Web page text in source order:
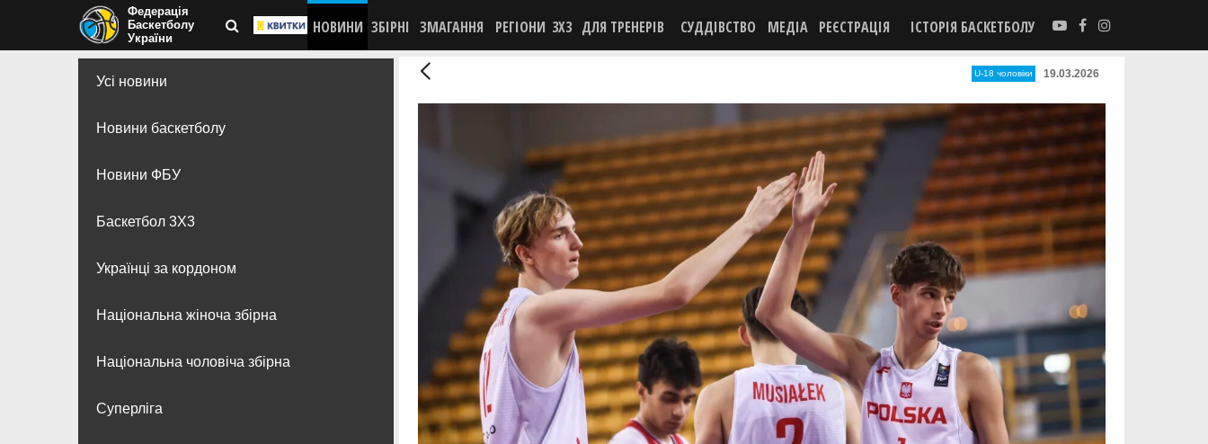
Федерація
Баскетболу
України
НОВИНИ ЗБІРНІ ЗМАГАННЯ РЕГІОНИ 3X3 ДЛЯ ТРЕНЕРІВ СУДДІВСТВО МЕДІА РЕЄСТРАЦІЯ ІСТОРІЯ БАСКЕТБОЛУ
Усі новини
Новини баскетболу
Новини ФБУ
Баскетбол 3Х3
Українці за кордоном
Національна жіноча збірна
Національна чоловіча збірна
Суперліга
U-18 чоловіки 19.03.2026